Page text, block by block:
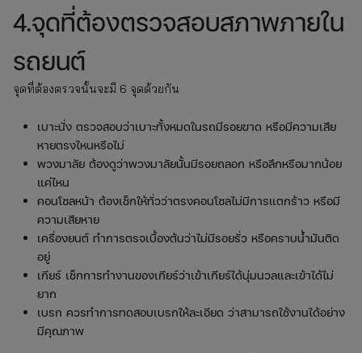
4.จุดที่ต้องตรวจสอบสภาพภายใน
รถยนต์
จุดที่ต้องตรวจนั้นจะมี 6 จุดด้วยกัน
เบาะนั่ง ตรวจสอบว่าเบาะทั้งหมดในรถมีรอยขาด หรือมีความเสีย
หายตรงไหนหรือไม่
พวงมาลัย ต้องดูว่าพวงมาลัยนั้นมีรอยถลอก หรือลึกหรือมากน้อย
แค่ไหน
คอนโซลหน้า ต้องเช็กให้ทั่วว่าตรงคอนโซลไม่มีการแตกร้าว หรือมี
ความเสียหาย
เครื่องยนต์ ทำการตรจเบื้องต้นว่าไม่มีรอยรั่ว หรือคราบน้ำมันติด
อยู่
เกียร์ เช็กการทำงานของเกียร์ว่าเข้าเกียร์ได้นุ่มนวลและเข้าได้ไม่
ยาก
เบรก ควรทำการทดสอบเบรกให้ละเอียด ว่าสามารถใช้งานได้อย่าง
มีคุณภาพ